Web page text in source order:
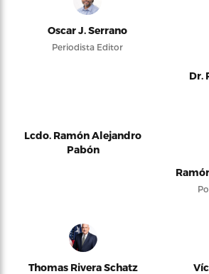
Oscar J. Serrano
Periodista Editor
Dr.
Lcdo. Ramón Alejandro
Pabón
Thomas Rivera Schatz